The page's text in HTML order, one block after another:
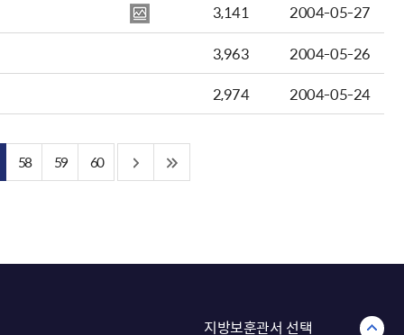
3,141
2004-05-27
3,963
2004-05-26
2,974
2004-05-24
58 59 60
지방보훈관서 선택